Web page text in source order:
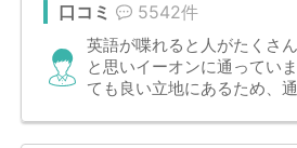
口コミ 5542件
英語が喋れると人がたくさ
と思いイーオンに通ってい
ても良い立地にあるため、